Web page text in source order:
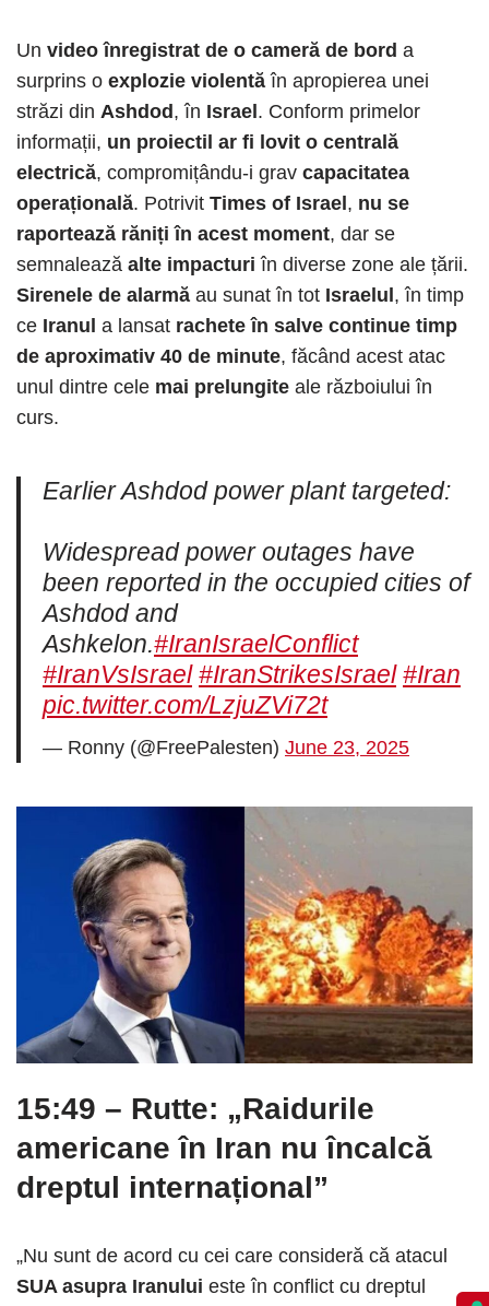
Un video înregistrat de o cameră de bord a
surprins o explozie violentă în apropierea unei
străzi din Ashdod, în Israel. Conform primelor
informații, un proiectil ar fi lovit o centrală
electrică, compromițându-i grav capacitatea
operațională. Potrivit Times of Israel, nu se
raportează răniți în acest moment, dar se
semnalează alte impacturi în diverse zone ale țării.
Sirenele de alarmă au sunat în tot Israelul, în timp
ce Iranul a lansat rachete în salve continue timp
de aproximativ 40 de minute, făcând acest atac
unul dintre cele mai prelungite ale războiului în
curs.
Earlier Ashdod power plant targeted:
Widespread power outages have
been reported in the occupied cities of
Ashdod and
Ashkelon.#IranIsraelConflict
#IranVsIsrael #IranStrikesIsrael #Iran
pic.twitter.com/LzjuZVi72t
— Ronny (@FreePalesten) June 23, 2025
15:49 – Rutte: „Raidurile
americane în Iran nu încalcă
dreptul internațional”
„Nu sunt de acord cu cei care consideră că atacul
SUA asupra Iranului este în conflict cu dreptul